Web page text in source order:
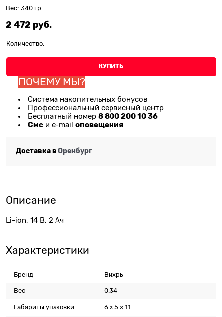
Вес: 340 гр.
2 472 руб.
Количество:
КУПИТЬ
ПОЧЕМУ МЫ?
Система накопительных бонусов
Профессиональный сервисный центр
Бесплатный номер 8 800 200 10 36
Смс и e-mail оповещения
Доставка в Оренбург
Описание
Li-ion, 14 В, 2 Ач
Характеристики
Бренд Вихрь
Вес 0.34
Габариты упаковки 6 × 5 × 11